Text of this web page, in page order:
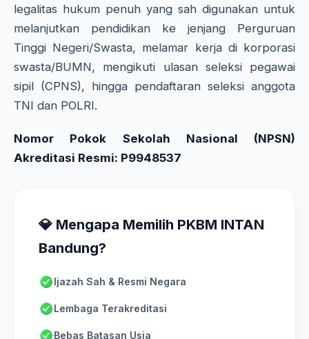
legalitas hukum penuh yang sah digunakan untuk
melanjutkan pendidikan ke jenjang Perguruan
Tinggi Negeri/Swasta, melamar kerja di korporasi
swasta/BUMN, mengikuti ulasan seleksi pegawai
sipil (CPNS), hingga pendaftaran seleksi anggota
TNI dan POLRI.
Nomor Pokok Sekolah Nasional (NPSN)
Akreditasi Resmi: P9948537
💎 Mengapa Memilih PKBM INTAN
Bandung?
Ijazah Sah & Resmi Negara
Lembaga Terakreditasi
Bebas Batasan Usia